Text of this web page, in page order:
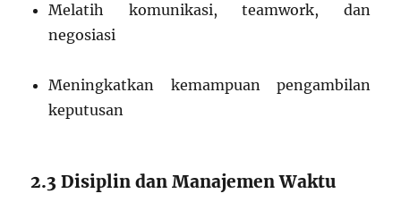
Melatih komunikasi, teamwork, dan
negosiasi
Meningkatkan kemampuan pengambilan
keputusan
2.3 Disiplin dan Manajemen Waktu